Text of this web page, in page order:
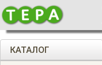
КАТАЛОГ